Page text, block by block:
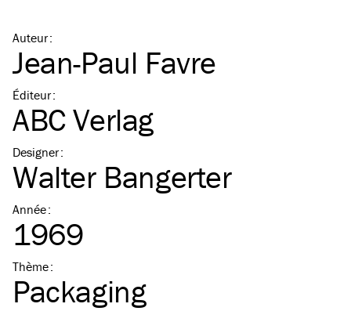
Auteur:
Jean-Paul Favre
Éditeur:
ABC Verlag
Designer:
Walter Bangerter
Année:
1969
Thème:
Packaging